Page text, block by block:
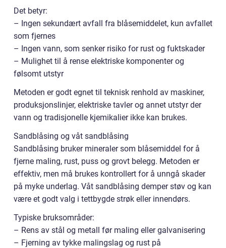
Det betyr:
– Ingen sekundært avfall fra blåsemiddelet, kun avfallet
som fjernes
– Ingen vann, som senker risiko for rust og fuktskader
– Mulighet til å rense elektriske komponenter og
følsomt utstyr
Metoden er godt egnet til teknisk renhold av maskiner,
produksjonslinjer, elektriske tavler og annet utstyr der
vann og tradisjonelle kjemikalier ikke kan brukes.
Sandblåsing og våt sandblåsing
Sandblåsing bruker mineraler som blåsemiddel for å
fjerne maling, rust, puss og grovt belegg. Metoden er
effektiv, men må brukes kontrollert for å unngå skader
på myke underlag. Våt sandblåsing demper støv og kan
være et godt valg i tettbygde strøk eller innendørs.
Typiske bruksområder:
– Rens av stål og metall før maling eller galvanisering
– Fjerning av tykke malingslag og rust på